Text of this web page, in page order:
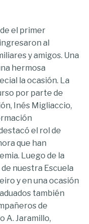
el primer
al
y amigos. Una
hermosa
la ocasión. La
por parte de
Inés Migliaccio,
el rol de
que han
Luego de la
nuestra Escuela
y en una ocasión
también
de
A. Jaramillo,